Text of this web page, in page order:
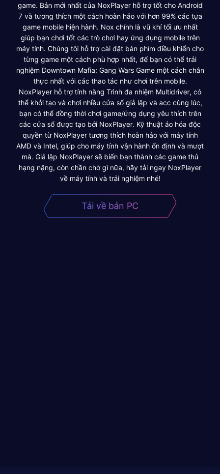
game. Bản mới nhất của NoxPlayer hỗ trợ tốt cho Android
7 và tương thích một cách hoàn hảo với hơn 99% các tựa
game mobile hiện hành. Nox chính là vũ khí tối ưu nhất
giúp bạn chơi tốt các trò chơi hay ứng dụng mobile trên
máy tính. Chúng tôi hỗ trợ cài đặt bàn phím điều khiển cho
từng game một cách phù hợp nhất, để bạn có thể trải
nghiệm Downtown Mafia: Gang Wars Game một cách chân
thực nhất với các thao tác như chơi trên mobile.
NoxPlayer hỗ trợ tính năng Trình đa nhiệm Multidriver, có
thể khởi tạo và chơi nhiều cửa sổ giả lập và acc cùng lúc,
bạn có thể đồng thời chơi game/ứng dụng yêu thích trên
các cửa sổ được tạo bởi NoxPlayer. Kỹ thuật ảo hóa độc
quyền từ NoxPlayer tương thích hoàn hảo với máy tính
AMD và Intel, giúp cho máy tính vận hành ổn định và mượt
mà. Giả lập NoxPlayer sẽ biến bạn thành các game thủ
hạng nặng, còn chần chờ gì nữa, hãy tải ngay NoxPlayer
về máy tính và trải nghiệm nhé!
Tải về bản PC